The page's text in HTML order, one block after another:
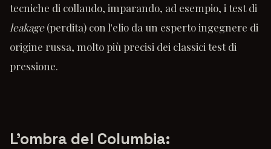
tecniche di collaudo, imparando, ad esempio, i test di
leakage(perdita) con l'elio da un esperto ingegnere di
origine russa, molto più precisi dei classici test di
pressione.
L'ombra del Columbia: